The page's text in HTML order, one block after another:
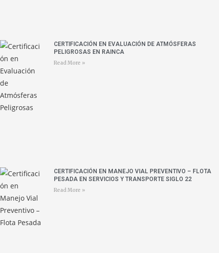
CERTIFICACIÓN EN EVALUACIÓN DE ATMÓSFERAS
PELIGROSAS EN RAINCA
Read More »
CERTIFICACIÓN EN MANEJO VIAL PREVENTIVO – FLOTA
PESADA EN SERVICIOS Y TRANSPORTE SIGLO 22
Read More »